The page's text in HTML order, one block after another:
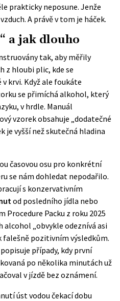
prakticky neposune. Jenže
A právě v tom je háček.
a jak dlouho
tak, aby měřily
z hloubi plic, kde se
krvi. Když ale foukáte
se přimíchá alkohol, který
v hrdle. Manuál
vzorek obsahuje „dodatečné
je vyšší než skutečná hladina
časovou osu pro konkrétní
se nám dohledat nepodařilo.
s konzervativním
od posledního jídla nebo
Procedure Packu z roku 2025
„obvykle odeznívá asi
falešně pozitivním výsledkům.
případy, kdy první
po několika minutách už
v jízdě bez oznámení.
úst vodou čekací dobu